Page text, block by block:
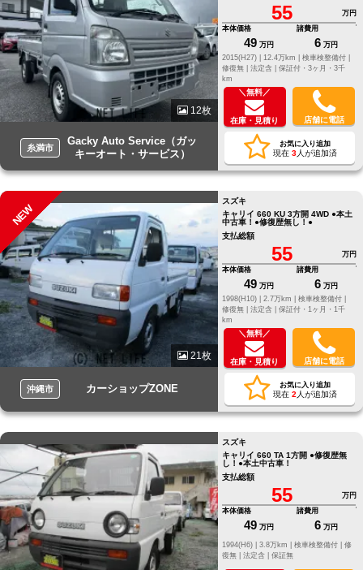
12枚
糸満市
Gacky Auto Service（ガッ
キーオート・サービス）
55
万円
本体価格
49 万円
諸費用
6 万円
2015(H27) |
12.4万km |
検車検整備付 |
修復無 | 法定含 | 保証付・3ヶ月・3千
km
＼無料／
在庫・見積り 店舗に電話
お気に入り追加
現在 3人が追加済
NEW
21枚
沖縄市 カーショップZONE
スズキ
キャリイ 660 KU 3方開 4WD ●本土
中古車！●修復歴無し！●
支払総額
55
万円
本体価格
49 万円
諸費用
6 万円
1998(H10) |
2.7万km |
検車検整備付 |
修復無 | 法定含 | 保証付・1ヶ月・1千
km
＼無料／
在庫・見積り 店舗に電話
お気に入り追加
現在 2 人が追加済
スズキ
キャリイ 660 TA 1方開 ●修復歴無
し！●本土中古車！
支払総額
55
万円
本体価格
49 万円
諸費用
6 万円
修
復無 | 法定含 | 保証無